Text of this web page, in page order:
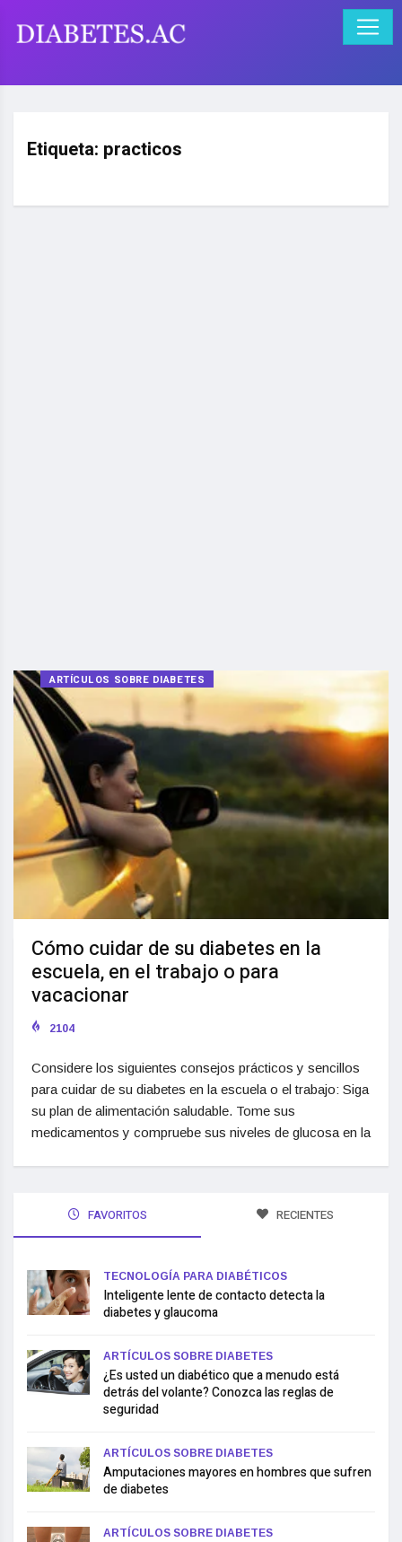
Etiqueta: practicos
ARTÍCULOS SOBRE DIABETES
Cómo cuidar de su diabetes en la
escuela, en el trabajo o para
vacacionar
2104
Considere los siguientes consejos prácticos y sencillos
para cuidar de su diabetes en la escuela o el trabajo: Siga
su plan de alimentación saludable. Tome sus
medicamentos y compruebe sus niveles de glucosa en la
FAVORITOS RECIENTES
TECNOLOGÍA PARA DIABÉTICOS
Inteligente lente de contacto detecta la
diabetes y glaucoma
ARTÍCULOS SOBRE DIABETES
¿Es usted un diabético que a menudo está
detrás del volante? Conozca las reglas de
seguridad
ARTÍCULOS SOBRE DIABETES
Amputaciones mayores en hombres que sufren
de diabetes
ARTÍCULOS SOBRE DIABETES